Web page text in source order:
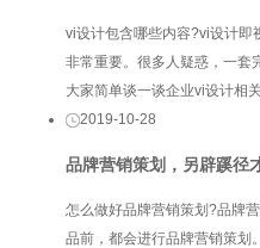
vi设计包含哪些内容?vi设计即
非常重要。很多人疑惑，一套
大家简单谈一谈企业vi设计相关
2019-10-28
品牌营销策划，另辟蹊径
怎么做好品牌营销策划?品牌
品前，都会进行品牌营销策划